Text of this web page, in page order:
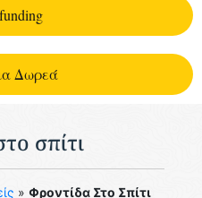
Δωρεά
σπίτι
» Φροντίδα Στο Σπίτι